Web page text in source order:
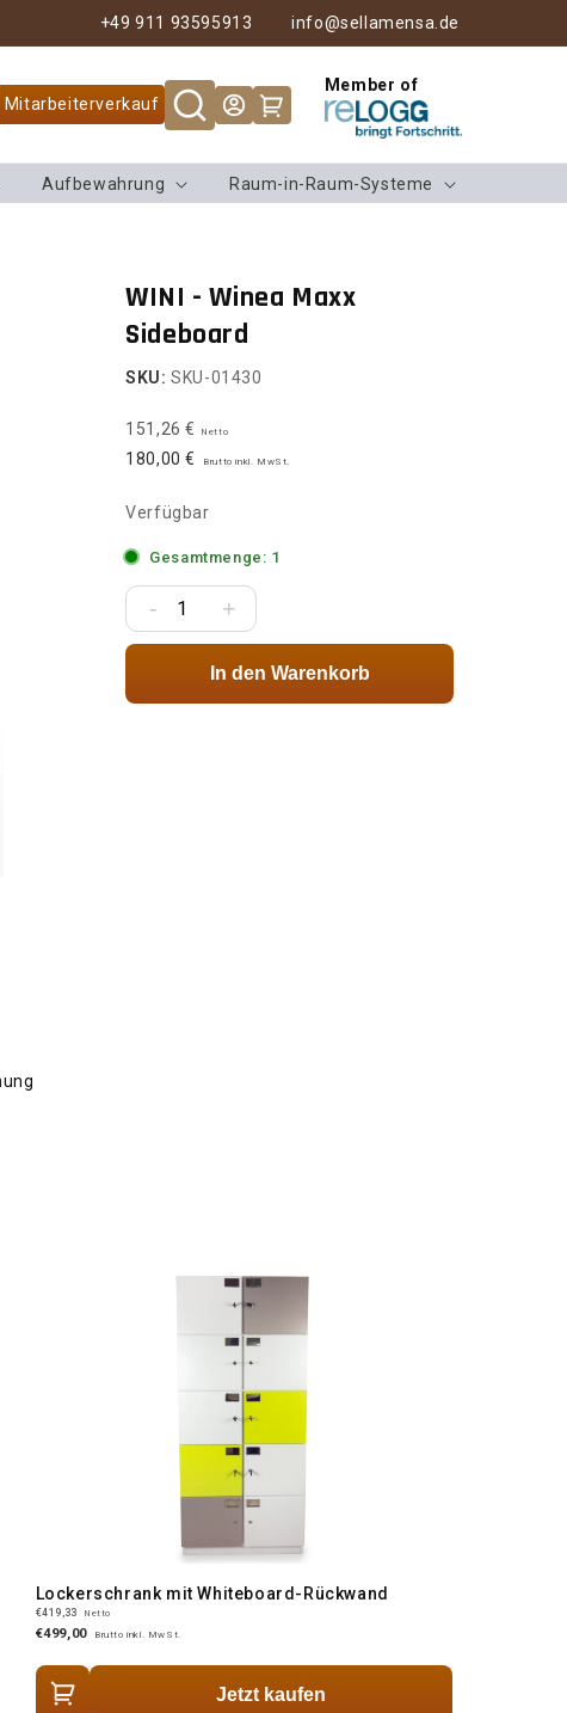
+49 911 93595913 info@sellamensa.de
Mitarbeiterverkauf Warenkorb
Member of
Aufbewahrung Raum-in-Raum-Systeme
WINI - Winea Maxx
Sideboard
SKU:SKU-01430
151,26 € Netto
180,00 € Brutto inkl. MwSt.
Verfügbar
Gesamtmenge: 1
- +
In den Warenkorb
Lockerschrank mit Whiteboard-Rückwand
€419,33 Netto
€499,00 Brutto inkl. MwSt.
Jetzt kaufen